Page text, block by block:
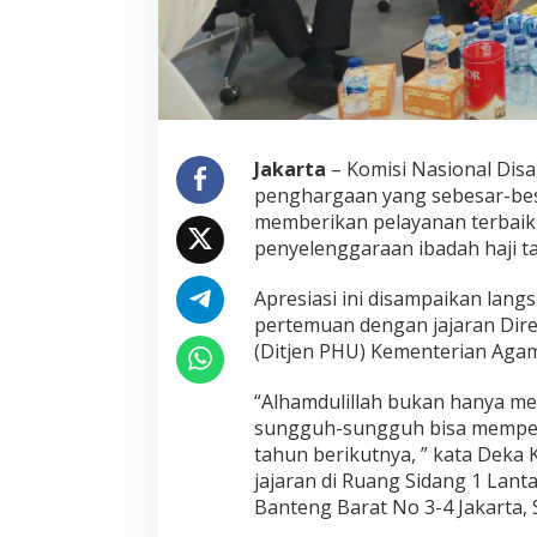
n
a
n
I
n
l
u
s
i
f
e
m
e
n
g
u
n
t
u
k
Jakarta – Komisi Nasional
penghargaan yang sebesar-
memberikan pelayanan
penyelenggaraan ibadah haji
Apresiasi ini disampaikan
pertemuan dengan jajaran
(Ditjen PHU) Kementerian
“Alhamdulillah bukan hanya
sungguh-sungguh bisa
tahun berikutnya, ” kata Deka
jajaran di Ruang Sidang 1
Banteng Barat No 3-4 Jakarta,